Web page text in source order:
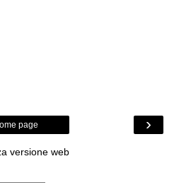
›
page
versione web